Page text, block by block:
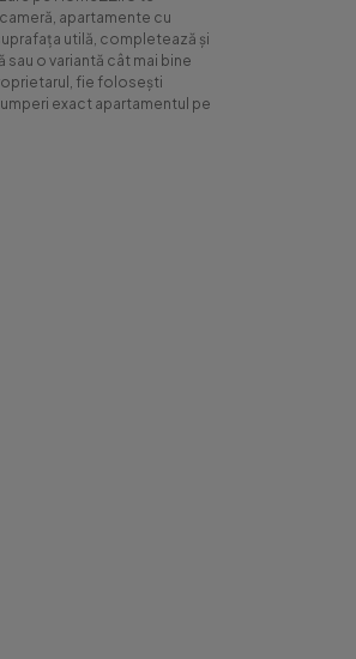
apartamente cu
utilă, completează și
o variantă cât mai bine
fie folosești
exact apartamentul pe